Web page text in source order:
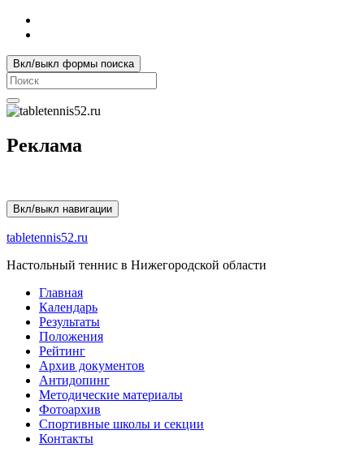
Вкл/выкл формы поиска
Search
for:
Реклама
Вкл/выкл навигации
tabletennis52.ru
Настольный теннис в Нижегородской области
Главная
Календарь
Результаты
Положения
Рейтинг
Архив документов
Антидопинг
Методические материалы
Фотоархив
Спортивные школы и секции
Контакты